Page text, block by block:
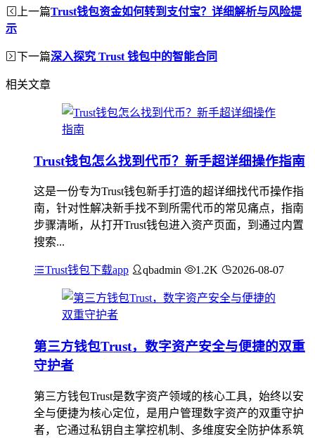
上一篇Trust钱包资金如何转到支付宝？详细解析与风险提
示
下一篇深入探究 Trust 钱包中的智能合同
相关文章
Trust钱包怎么找到代币？新手超详细操作指南
这是一份专为Trust钱包新手打造的超详细找代币操作指
南，针对性解决新手找不到所需代币的常见痛点，指南
步骤清晰，从打开Trust钱包进入资产页面，到通过内置
搜索...
Trust钱包下载app qbadmin 1.2K 2026-08-07
第三方钱包Trust，数字资产安全与便捷的双重
守护者
第三方钱包Trust是数字资产领域的核心工具，始终以安
全与便捷为核心定位，是用户管理数字资产的双重守护
者，它通过私钥自主掌控机制、多维度安全防护体系筑